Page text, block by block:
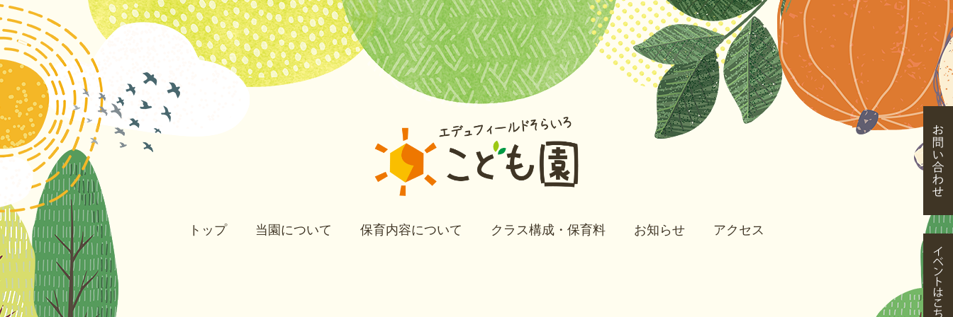
トップ 当園について 保育内容について クラス構成・保育料 お知らせ アクセス